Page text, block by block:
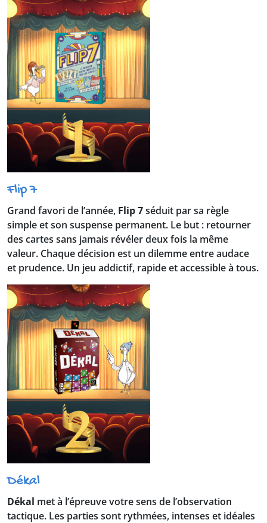
Flip 7
Grand favori de l’année, Flip 7séduit par sa règle
simple et son suspense permanent. Le but : retourner
des cartes sans jamais révéler deux fois la même
valeur. Chaque décision est un dilemme entre audace
et prudence. Un jeu addictif, rapide et accessible à tous.
Dékal
Dékal met à l’épreuve votre sens de l’observation
tactique. Les parties sont rythmées, intenses et idéales